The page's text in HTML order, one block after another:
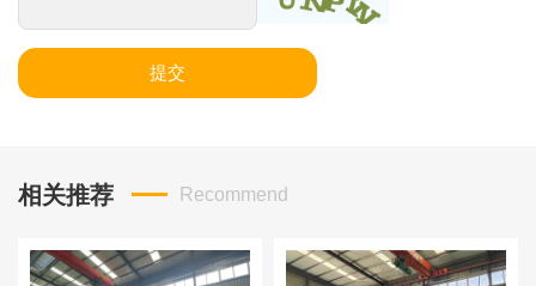
提交
相关推荐 Recommend